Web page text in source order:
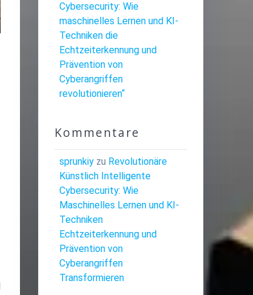
Cybersecurity: Wie
maschinelles Lernen und KI-
Techniken die
Echtzeiterkennung und
Prävention von
Cyberangriffen
revolutionieren“
Kommentare
sprunkiyzu Revolutionäre
Künstlich Intelligente
Cybersecurity: Wie
Maschinelles Lernen und KI-
Techniken
Echtzeiterkennung und
Prävention von
Cyberangriffen
Transformieren